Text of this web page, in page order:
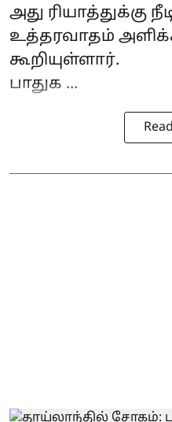
அது ரியாத்துக்கு
உத்தரவாதம்
கூறியுள்ளார்.
பாதுக ...